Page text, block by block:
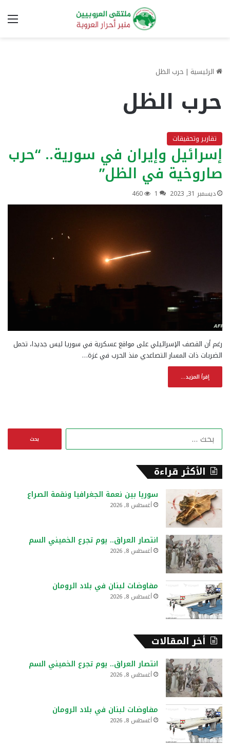
الرئيسية | حرب الظل
حرب الظل
تقارير وتحقيقات
إسرائيل وإيران في سورية.. “حرب
صاروخية في الظل”
ديسمبر 31, 2023 1
460
رغم أن القصف الإسرائيلي على مواقع عسكرية في سوريا ليس جديدا، تحمل
الضربات ذات المسار التصاعدي منذ الحرب في غزة…
إقرأ المزيد...
ن
الأكثر قراءة
سوريا بين نعمة الجغرافيا ونقمة الصراع
أغسطس 8, 2026
انتصار العراق.. يوم تجرع الخميني السم
أغسطس 8, 2026
مفاوضات لبنان في بلاد الرومان
أغسطس 8, 2026
أخر المقالات
انتصار العراق.. يوم تجرع الخميني السم
أغسطس 8, 2026
مفاوضات لبنان في بلاد الرومان
أغسطس 8, 2026